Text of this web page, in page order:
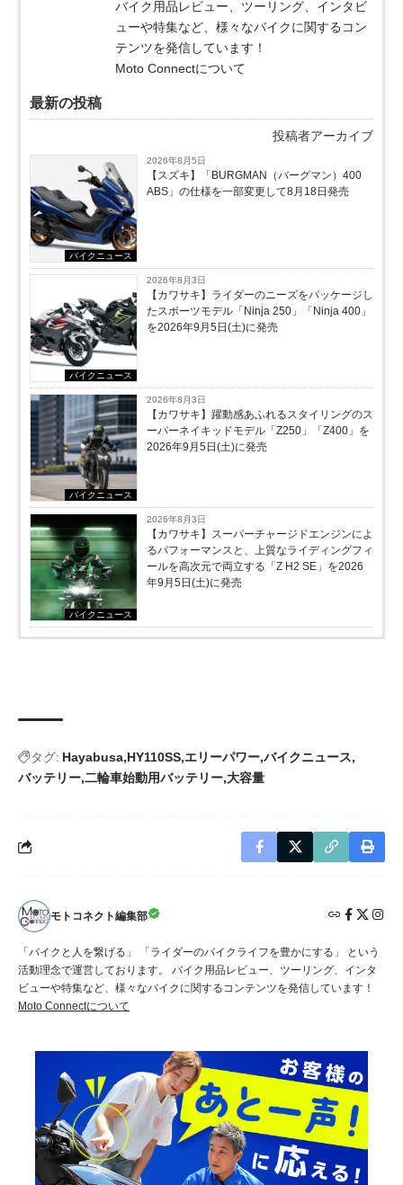
バイク用品レビュー、ツーリング、インタビ
ューや特集など、様々なバイクに関するコン
テンツを発信しています！
Moto Connectについて
最新の投稿
投稿者アーカイブ
バイクニュース
2026年8月5日
【スズキ】「BURGMAN（バーグマン）400
ABS」の仕様を一部変更して8月18日発売
バイクニュース
2026年8月3日
【カワサキ】ライダーのニーズをパッケージし
たスポーツモデル「Ninja 250」「Ninja 400」
を2026年9月5日(土)に発売
バイクニュース
2026年8月3日
【カワサキ】躍動感あふれるスタイリングのス
ーパーネイキッドモデル「Z250」「Z400」を
2026年9月5日(土)に発売
バイクニュース
2026年8月3日
【カワサキ】スーパーチャージドエンジンによ
るパフォーマンスと、上質なライディングフィ
ールを高次元で両立する「Z H2 SE」を2026
年9月5日(土)に発売
タグ: Hayabusa HY110SS エリーパワー バイクニュース
バッテリー 二輪車始動用バッテリー 大容量
モトコネクト編集部
「バイクと人を繋げる」 「ライダーのバイクライフを豊かにする」 という
活動理念で運営しております。 バイク用品レビュー、ツーリング、インタ
ビューや特集など、様々なバイクに関するコンテンツを発信しています！
Moto Connectについて